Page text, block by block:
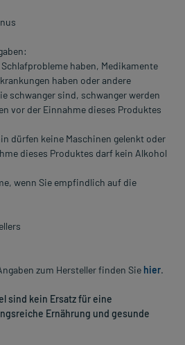
haben, Medikamente
haben oder andere
schwanger sind, schwanger werden
vor der Einnahme dieses Produktes
dürfen keine Maschinen gelenkt oder
dieses Produktes darf kein Alkohol
wenn Sie empfindlich auf die
zum Hersteller finden Sie hier.
sind kein Ersatz für eine
Ernährung und gesunde